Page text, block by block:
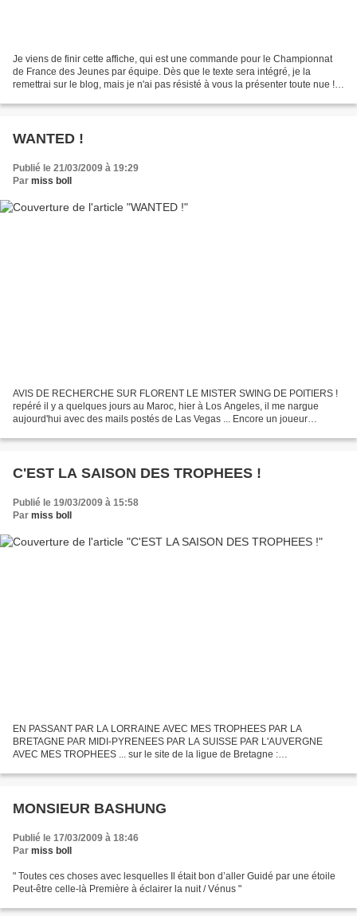
Je viens de finir cette affiche, qui est une commande pour le Championnat
de France des Jeunes par équipe. Dès que le texte sera intégré, je la
remettrai sur le blog, mais je n'ai pas résisté à vous la présenter toute nue !
WANTED !
Publié le 21/03/2009 à 19:29
Par miss boll
AVIS DE RECHERCHE SUR FLORENT LE MISTER SWING DE POITIERS !
repéré il y a quelques jours au Maroc, hier à Los Angeles, il me nargue
aujourd'hui avec des mails postés de Las Vegas ... Encore un joueur
C'EST LA SAISON DES TROPHEES !
Publié le 19/03/2009 à 15:58
Par miss boll
EN PASSANT PAR LA LORRAINE AVEC MES TROPHEES PAR LA
BRETAGNE PAR MIDI-PYRENEES PAR LA SUISSE PAR L'AUVERGNE
AVEC MES TROPHEES ... sur le site de la ligue de Bretagne :
http://www.lorraine-echecs.com/spip.php?article50...
MONSIEUR BASHUNG
Publié le 17/03/2009 à 18:46
Par miss boll
" Toutes ces choses avec lesquelles Il était bon d’aller Guidé par une étoile
Peut-être celle-là Première à éclairer la nuit / Vénus "